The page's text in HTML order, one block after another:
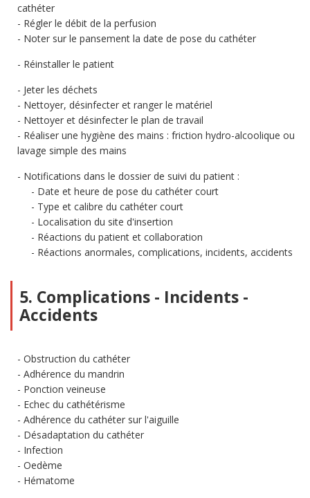
cathéter
Régler le débit de la perfusion
Noter sur le pansement la date de pose du cathéter
Réinstaller le patient
Jeter les déchets
Nettoyer, désinfecter et ranger le matériel
Nettoyer et désinfecter le plan de travail
Réaliser une hygiène des mains : friction hydro-alcoolique ou
lavage simple des mains
Notifications dans le dossier de suivi du patient :
Date et heure de pose du cathéter court
Type et calibre du cathéter court
Localisation du site d'insertion
Réactions du patient et collaboration
Réactions anormales, complications, incidents, accidents
5. Complications - Incidents -
Accidents
Obstruction du cathéter
Adhérence du mandrin
Ponction veineuse
Echec du cathétérisme
Adhérence du cathéter sur l'aiguille
Désadaptation du cathéter
Infection
Oedème
Hématome